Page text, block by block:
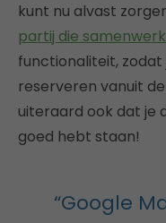
kunt nu alvast
partij die
functionaliteit, zodat
reserveren vanuit
uiteraard ook dat je
goed hebt staan!
“Google